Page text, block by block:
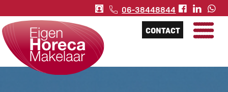
06-38448844
CONTACT